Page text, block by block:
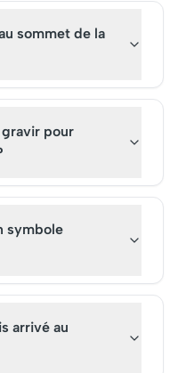
millions de touristes
émerveillés.
sommet de la
pour
symbole
arrivé au